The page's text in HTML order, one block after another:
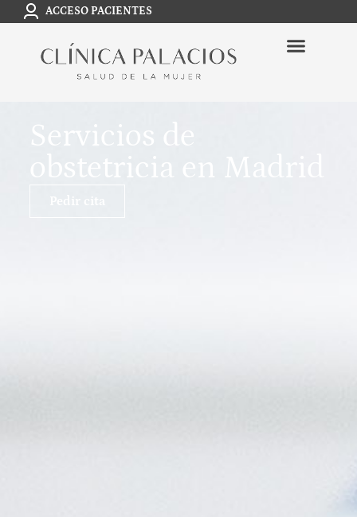
ACCESO PACIENTES
Servicios de
obstetricia en Madrid